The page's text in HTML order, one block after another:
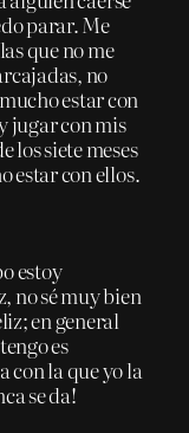
parar. Me
que no me
no
estar con
jugar con mis
los siete meses
estar con ellos.
estoy
no sé muy bien
en general
es
con la que yo la
se da!